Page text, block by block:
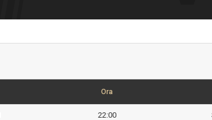
Ora
22:00